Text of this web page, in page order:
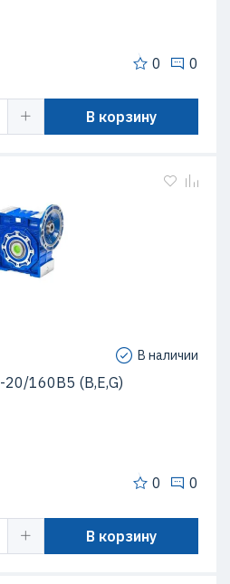
0 0
В корзину
В наличии
160B5 (B,E,G)
0 0
В корзину